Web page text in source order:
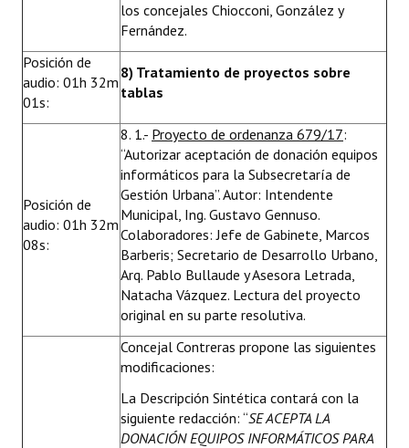
los concejales Chiocconi, González y
Fernández.
Posición de
audio: 01h 32m
01s:
8) Tratamiento de proyectos sobre
tablas
Posición de
audio: 01h 32m
08s:
8. 1.- Proyecto de ordenanza 679/17:
“Autorizar aceptación de donación equipos
informáticos para la Subsecretaría de
Gestión Urbana”. Autor: Intendente
Municipal, Ing. Gustavo Gennuso.
Colaboradores: Jefe de Gabinete, Marcos
Barberis; Secretario de Desarrollo Urbano,
Arq. Pablo Bullaude y Asesora Letrada,
Natacha Vázquez. Lectura del proyecto
original en su parte resolutiva.
Concejal Contreras propone las siguientes
modificaciones:
La Descripción Sintética contará con la
siguiente redacción: “SE ACEPTA LA
DONACIÓN EQUIPOS INFORMÁTICOS PARA